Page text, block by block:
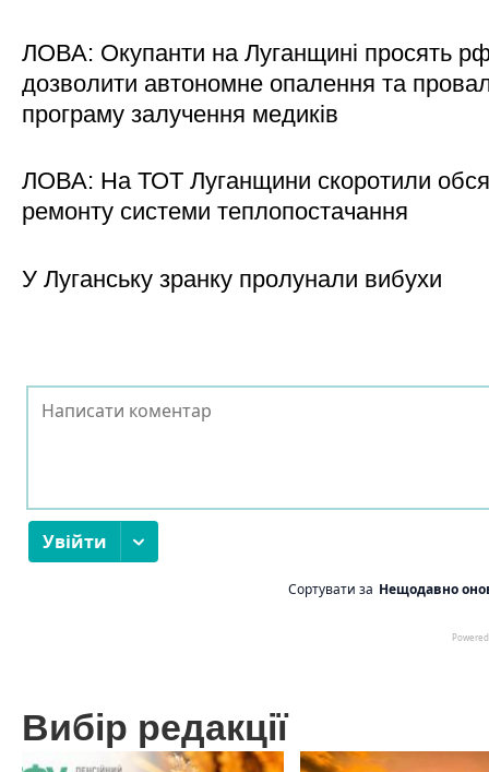
ЛОВА: Окупанти на Луганщині просять
дозволити автономне опалення та
програму залучення медиків
ЛОВА: На ТОТ Луганщини скоротили
ремонту системи теплопостачання
У Луганську зранку пролунали вибухи
Вибір редакції